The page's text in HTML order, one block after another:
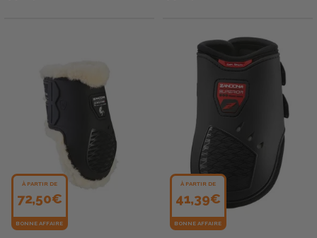
À PARTIR DE
72,50€
BONNE AFFAIRE
À PARTIR DE
41,39€
BONNE AFFAIRE